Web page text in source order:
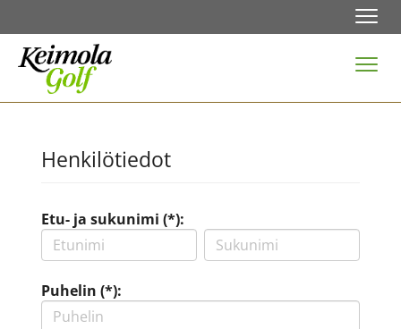
Henkilötiedot
Etu- ja sukunimi (*):
Puhelin (*):